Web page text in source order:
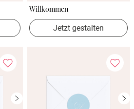
Willkommen
Jetzt gestalten